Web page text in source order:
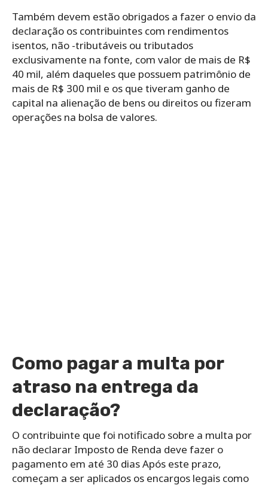
Também devem estão obrigados a fazer o envio da
declaração os contribuintes com rendimentos
isentos, não -tributáveis ou tributados
exclusivamente na fonte, com valor de mais de R$
40 mil, além daqueles que possuem patrimônio de
mais de R$ 300 mil e os que tiveram ganho de
capital na alienação de bens ou direitos ou fizeram
operações na bolsa de valores.
Como pagar a multa por
atraso na entrega da
declaração?
O contribuinte que foi notificado sobre a multa por
não declarar Imposto de Renda deve fazer o
pagamento em até 30 dias Após este prazo,
começam a ser aplicados os encargos legais como